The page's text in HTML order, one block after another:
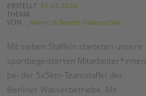
ERSTELLT 31.05.2024
THEMA
VON
_Admin B.Brecht-Hadraschek
Mit sieben Staffeln starteten unsere
sportbegeisterten Mitarbeiter*innen
bei der 5x5km-Teamstaffel der
Berliner Wasserbetriebe. Mit